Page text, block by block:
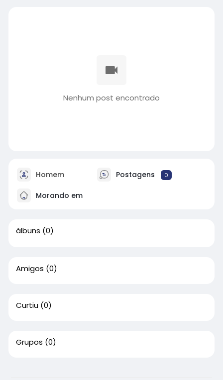
Nenhum post encontrado
Homem Postagens 0
Morando em
álbuns (0)
Amigos (0)
Curtiu (0)
Grupos (0)